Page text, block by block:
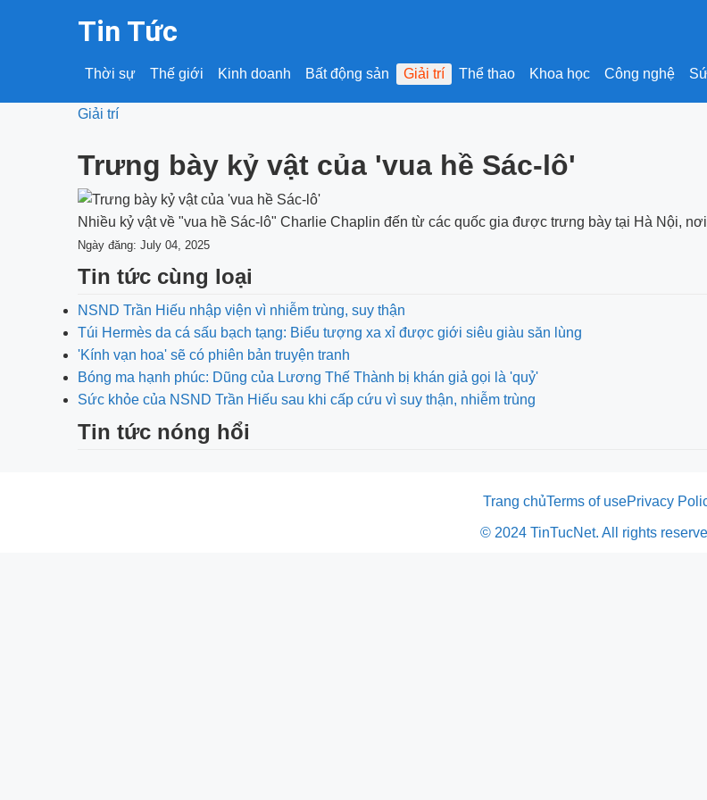
Tin Tức
Thời sự Thế giới Kinh doanh Bất động sản Giải trí Thể thao Khoa học Công nghệ
Giải trí
Trưng bày kỷ vật của 'vua hề Sác-lô'
Nhiều kỷ vật về "vua hề Sác-lô" Charlie Chaplin đến từ các quốc gia được trưng bày tại Hà Nội,
Ngày đăng: July 04, 2025
Tin tức cùng loại
NSND Trần Hiếu nhập viện vì nhiễm trùng, suy thận
Túi Hermès da cá sấu bạch tạng: Biểu tượng xa xỉ được giới siêu giàu săn lùng
'Kính vạn hoa' sẽ có phiên bản truyện tranh
Bóng ma hạnh phúc: Dũng của Lương Thế Thành bị khán giả gọi là 'quỷ'
Sức khỏe của NSND Trần Hiếu sau khi cấp cứu vì suy thận, nhiễm trùng
Tin tức nóng hổi
Trang chủTerms of usePrivacy
© 2024 TinTucNet. All rights